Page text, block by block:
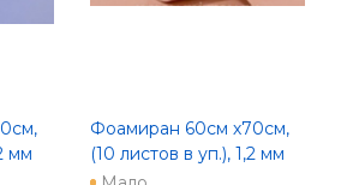
мм
Фоамиран 60см х70см,
(10 листов в уп.), 1,2 мм
"Пастель" миндально-